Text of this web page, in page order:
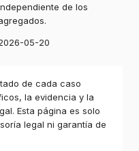
de los
05-20
de cada caso
la evidencia y la
Esta página es solo
legal ni garantía de